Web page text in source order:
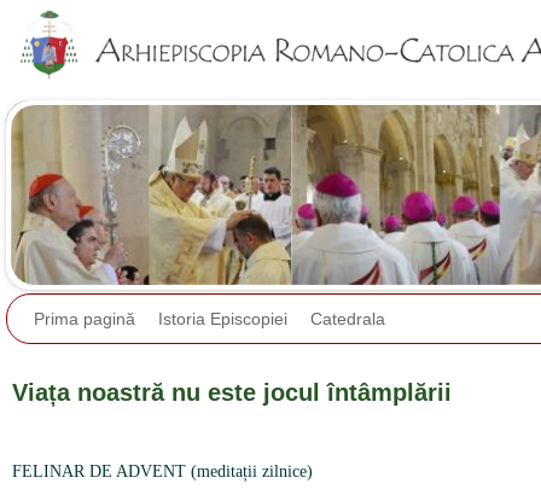
Prima pagină Istoria Episcopiei Catedrala
Viața noastră nu este jocul întâmplării
FELINAR DE ADVENT (meditații zilnice)